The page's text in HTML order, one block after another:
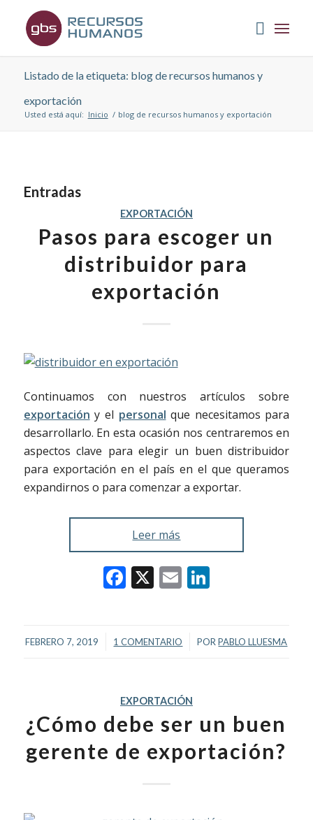
Listado de la etiqueta: blog de recursos humanos y
exportación
Usted está aquí: Inicio / blog de recursos humanos y exportación
Entradas
EXPORTACIÓN
Pasos para escoger un
distribuidor para
exportación
Continuamos con nuestros artículos sobre
exportación y el personal que necesitamos para
desarrollarlo. En esta ocasión nos centraremos en
aspectos clave para elegir un buen distribuidor
para exportación en el país en el que queramos
expandirnos o para comenzar a exportar.
Leer más
Facebook
X EmailLinkedIn
FEBRERO 7, 2019
/ 1 COMENTARIO
/ PORPABLO LLUESMA
EXPORTACIÓN
¿Cómo debe ser un buen
gerente de exportación?